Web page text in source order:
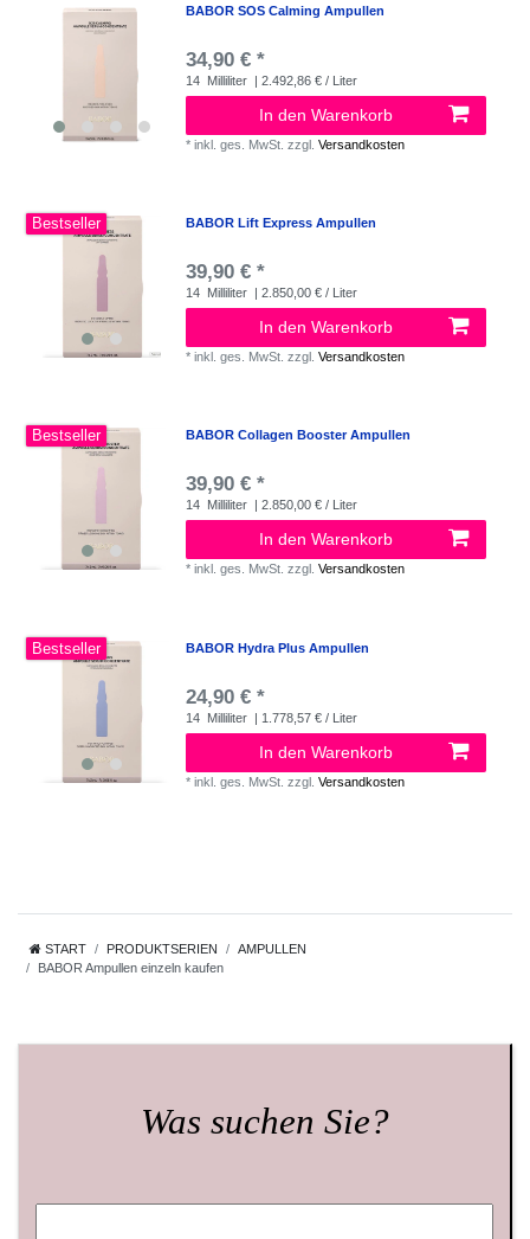
BABOR SOS Calming Ampullen
34,90 € *
14 Milliliter | 2.492,86 € / Liter
In den Warenkorb
*inkl. ges. MwSt. zzgl.Versandkosten
Bestseller BABOR Lift Express Ampullen
39,90 € *
14 Milliliter | 2.850,00 € / Liter
In den Warenkorb
*inkl. ges. MwSt. zzgl.Versandkosten
Bestseller BABOR Collagen Booster Ampullen
39,90 € *
14 Milliliter | 2.850,00 € / Liter
In den Warenkorb
*inkl. ges. MwSt. zzgl.Versandkosten
Bestseller BABOR Hydra Plus Ampullen
24,90 € *
14 Milliliter | 1.778,57 € / Liter
In den Warenkorb
*inkl. ges. MwSt. zzgl.Versandkosten
START PRODUKTSERIEN
AMPULLEN
BABOR Ampullen einzeln kaufen
Was suchen Sie?